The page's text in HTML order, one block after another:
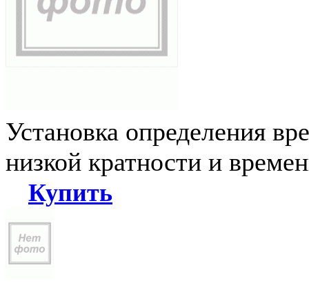
Установка определения
низкой кратности и
Купить